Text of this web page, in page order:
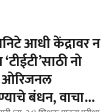
आधी केंद्रावर न
नो
ओरिजनल
बंधन, वाचा...